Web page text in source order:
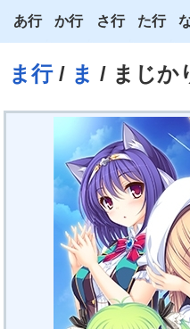
ま行/ ま / まじかりっく⇔ス
あ行
い
か行
き
く
け
こ
さ行
し
す
せ
そ
た行
ち
つ
て
と